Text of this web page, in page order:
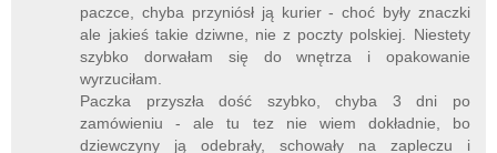
paczce, chyba przyniósł ją kurier - choć były znaczki
ale jakieś takie dziwne, nie z poczty polskiej. Niestety
szybko dorwałam się do wnętrza i opakowanie
wyrzuciłam.
Paczka przyszła dość szybko, chyba 3 dni po
zamówieniu - ale tu tez nie wiem dokładnie, bo
dziewczyny ją odebrały, schowały na zapleczu i